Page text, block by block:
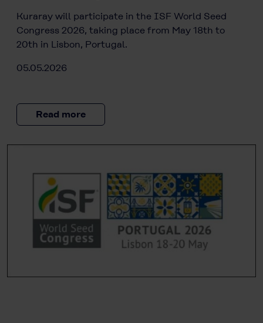
Kuraray will participate in the ISF World Seed
Congress 2026, taking place from May 18th to
20th in Lisbon, Portugal.
05.05.2026
Read more